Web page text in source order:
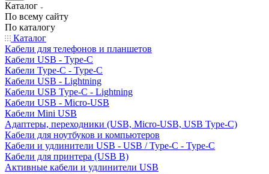
Каталог
По всему сайту
По каталогу
Каталог
Кабели для телефонов и планшетов
Кабели USB - Type-C
Кабели Type-C - Type-C
Кабели USB - Lightning
Кабели USB Type-C - Lightning
Кабели USB - Micro-USB
Кабели Mini USB
Адаптеры, переходники (USB, Micro-USB, USB Type-C)
Кабели для ноутбуков и компьютеров
Кабели и удлинители USB - USB / Type-C - Type-C
Кабели для принтера (USB B)
Активные кабели и удлинители USB